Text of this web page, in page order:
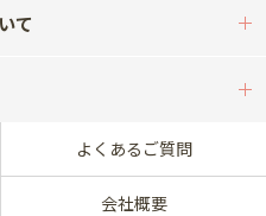
て
よくあるご質問
会社概要